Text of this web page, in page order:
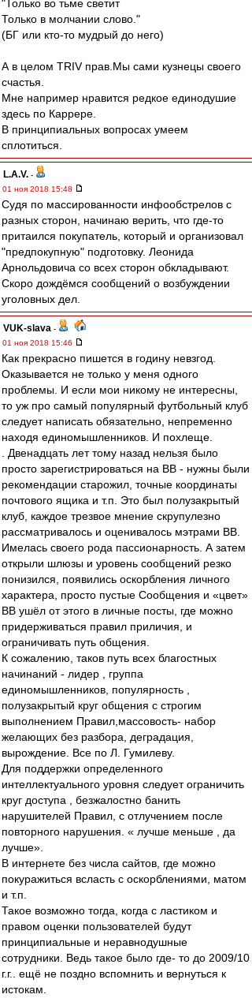
"Только во тьме светит
Только в молчании слово."
(БГ или кто-то мудрый до него)
А в целом TRIV прав.Мы сами кузнецы своего
счастья.
Мне например нравится редкое единодушие
здесь по Каррере.
В принципиальных вопросах умеем
сплотиться.
L.А.V. -
01 ноя 2018 15:48
Судя по массированности инфообстрелов с
разных сторон, начинаю верить, что где-то
притаился покупатель, который и организовал
"предпокупную" подготовку. Леонида
Арнольдовича со всех сторон обкладывают.
Скоро дождёмся сообщений о возбуждении
уголовных дел.
VUK-slava -
01 ноя 2018 15:46
Как прекрасно пишется в годину невзгод.
Оказывается не только у меня одного
проблемы. И если мои никому не интересны,
то уж про самый популярный футбольный клуб
следует написать обязательно, непременно
находя единомышленников. И похлеще.
. Двенадцать лет тому назад нельзя было
просто зарегистрироваться на ВВ - нужны были
рекомендации старожил, точные координаты
почтового ящика и т.п. Это был полузакрытый
клуб, каждое трезвое мнение скрупулезно
рассматривалось и оценивалось мэтрами ВВ.
Имелась своего рода пассионарность. А затем
открыли шлюзы и уровень сообщений резко
понизился, появились оскорбления личного
характера, просто пустые Сообщения и «цвет»
ВВ ушёл от этого в личные посты, где можно
придерживаться правил приличия, и
ограничивать путь общения.
К сожалению, таков путь всех благостных
начинаний - лидер , группа
единомышленников, популярность ,
полузакрытый круг общения с строгим
выполнением Правил,массовость- набор
желающих без разбора, деградация,
вырождение. Все по Л. Гумилеву.
Для поддержки определенного
интеллектуального уровня следует ограничить
круг доступа , безжалостно банить
нарушителей Правил, с отлучением после
повторного нарушения. « лучше меньше , да
лучше».
В интернете без числа сайтов, где можно
покуражиться всласть с оскорблениями, матом
и т.п.
Такое возможно тогда, когда с ластиком и
правом оценки пользователей будут
принципиальные и неравнодушные
сотрудники. Ведь такое было где- то до 2009/10
г.г.. ещё не поздно вспомнить и вернуться к
истокам.